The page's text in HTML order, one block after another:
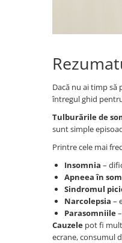
Set Lenjerie De Pat, 7
Set Lenjerie De Pat
Lenjerii Damasc Egiptean
Lenjerii De Pat, Finet
Lenjerii De Pat Damasc 1
Lenjerii De Pat, Imprimeu
Dacă nu ai timp
întregul ghid
Tulburările de
sunt simple
Printre cele mai
Insomnia –
Apneea în
Sindromul
Narcolepsia –
Parasomniile
Cauzele pot fi
ecrane, consumul